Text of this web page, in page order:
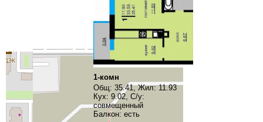
1-комн
Общ: 35.41, Жил: 11.93
Кух: 9.02, С/у:
совмещенный
Балкон: есть